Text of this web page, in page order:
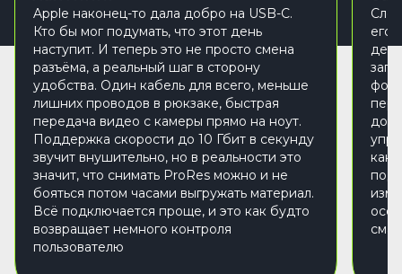
Apple наконец-то дала добро на USB-C.
Кто бы мог подумать, что этот день
наступит. И теперь это не просто смена
разъёма, а реальный шаг в сторону
удобства. Один кабель для всего, меньше
лишних проводов в рюкзаке, быстрая
передача видео с камеры прямо на ноут.
Поддержка скорости до 10 Гбит в секунду
звучит внушительно, но в реальности это
значит, что снимать ProRes можно и не
бояться потом часами выгружать материал.
Всё подключается проще, и это как будто
возвращает немного контроля
пользователю
его
как